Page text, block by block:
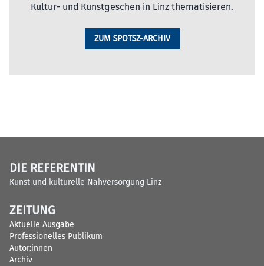
Kultur- und Kunstgeschen in Linz thematisieren.
ZUM SPOTSZ-ARCHIV
DIE REFERENTIN
Kunst und kulturelle Nahversorgung Linz
ZEITUNG
Aktuelle Ausgabe
Professionelles Publikum
Autor:innen
Archiv